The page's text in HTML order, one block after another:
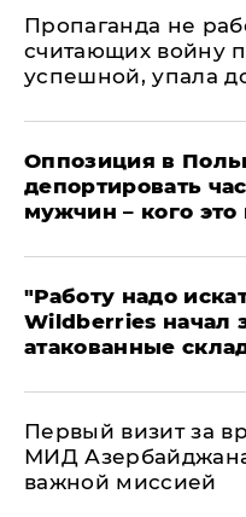
​Пропаганда не
считающих войну
успешной, упала
Оппозиция в
депортировать
мужчин – кого
"Работу надо
Wildberries начал
атакованные
Первый визит за
МИД
важной миссией